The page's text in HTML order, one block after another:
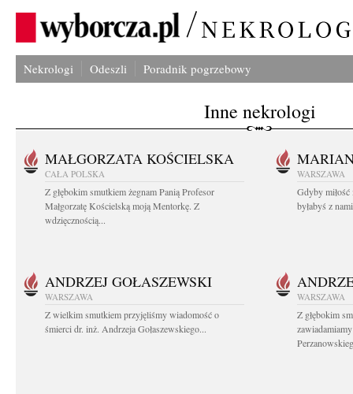
Nekrologi Odeszli Poradnik pogrzebowy
Inne nekrologi
MAŁGORZATA KOŚCIELSKA
CAŁA POLSKA
Z głębokim smutkiem żegnam Panią Profesor
Małgorzatę Kościelską moją Mentorkę. Z
wdzięcznością...
WARSZAWA
Gdyby miłość
byłabyś z
ANDRZEJ GOŁASZEWSKI
WARSZAWA
Z wielkim smutkiem przyjęliśmy wiadomość o
śmierci dr. inż. Andrzeja Gołaszewskiego...
WARSZAWA
Z głębokim